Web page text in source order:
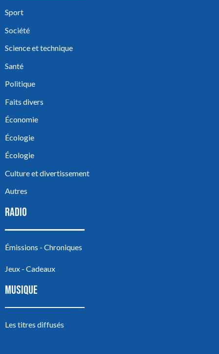
Sport
Société
Science et technique
Santé
Politique
Faits divers
Économie
Écologie
Écologie
Culture et divertissement
Autres
RADIO
Émissions - Chroniques
Jeux - Cadeaux
MUSIQUE
Les titres diffusés